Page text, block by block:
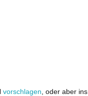
vorschlagen , oder aber ins